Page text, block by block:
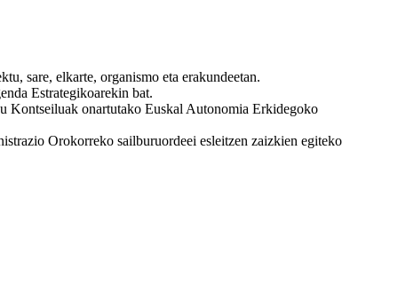
sare, elkarte, organismo eta erakundeetan.
Estrategikoarekin bat.
Kontseiluak onartutako Euskal Autonomia Erkidegoko
Orokorreko sailburuordeei esleitzen zaizkien egiteko